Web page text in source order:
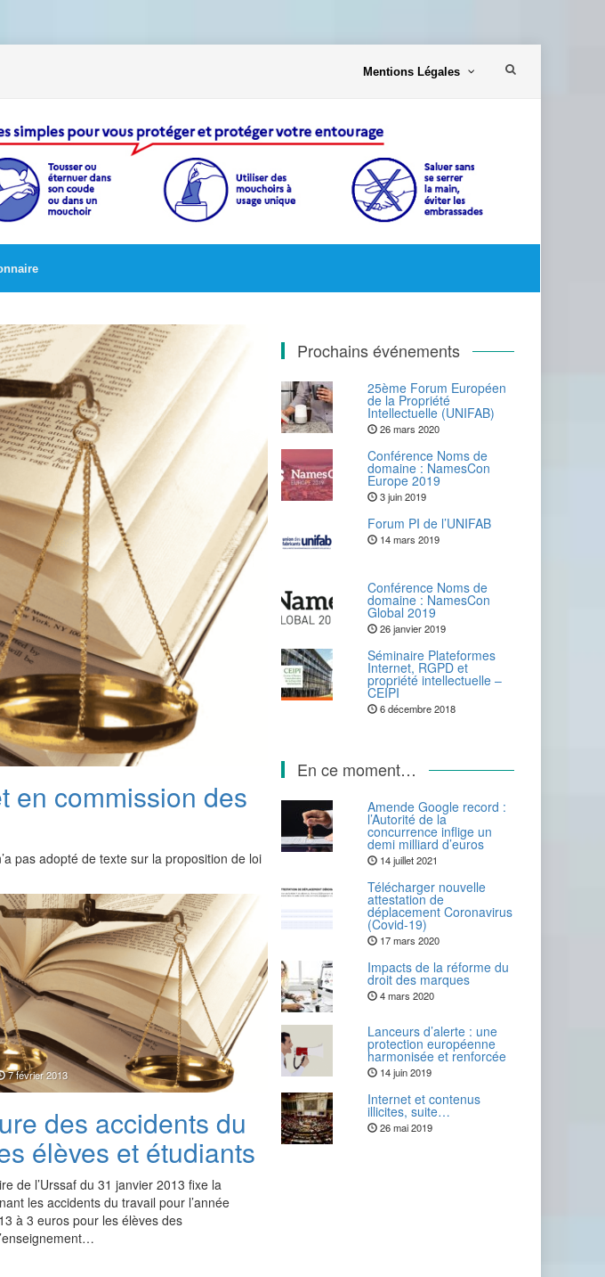
contenu
Mentions Légales
en commission des
pas adopté de texte sur la proposition de loi
7 février 2013
des accidents du
élèves et étudiants
de l’Urssaf du 31 janvier 2013 fixe la
les accidents du travail pour l’année
à 3 euros pour les élèves des
Prochains événements
25ème Forum Européen
de la Propriété
Intellectuelle (UNIFAB)
26 mars 2020
Conférence Noms de
domaine : NamesCon
Europe 2019
3 juin 2019
Forum PI de l’UNIFAB
14 mars 2019
Conférence Noms de
domaine : NamesCon
Global 2019
26 janvier 2019
Séminaire Plateformes
Internet, RGPD et
propriété intellectuelle –
CEIPI
6 décembre 2018
En ce moment…
Amende Google record :
l’Autorité de la
concurrence inflige un
demi milliard d’euros
14 juillet 2021
Télécharger nouvelle
attestation de
déplacement Coronavirus
(Covid-19)
17 mars 2020
Impacts de la réforme du
droit des marques
4 mars 2020
Lanceurs d’alerte : une
protection européenne
harmonisée et renforcée
14 juin 2019
Internet et contenus
illicites, suite…
26 mai 2019